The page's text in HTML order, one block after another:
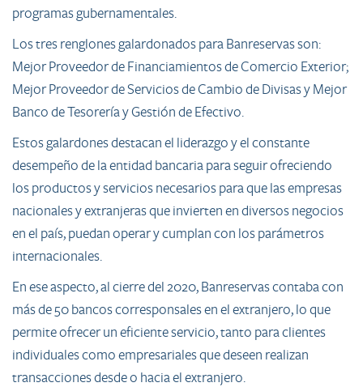
programas gubernamentales.
Los tres renglones galardonados para Banreservas so​n:
Mejor Proveedor de Financiamientos de Comercio Exterior;
Mejor Proveedor de Servicios de Cambio de Divisas y Mejor
Banco de Tesorería y Gestión de Efectivo.
Estos galardones destacan el liderazgo y el constante
desempeño de la entidad bancaria para seguir ofreciendo
los productos y servicios necesarios para que las empresas
nacionales y extranjeras que invierten en diversos negocios
en el país, puedan operar y cumplan con los parámetros
internacionales.
En ese aspecto, al cierre del 2020, Banreservas contaba con
más de 50 bancos corresponsales en el extranjero, lo que
permite ofrecer un eficiente servicio, tanto para clientes
individuales como empresariales que deseen realizan
transacciones desde o hacia el extranjero.